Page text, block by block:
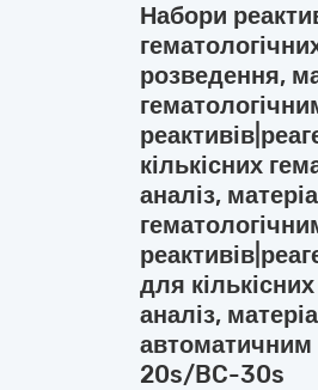
Набори
розведення,
кількісних
аналіз,
для
аналіз,
автоматичним
20s/BC-30s